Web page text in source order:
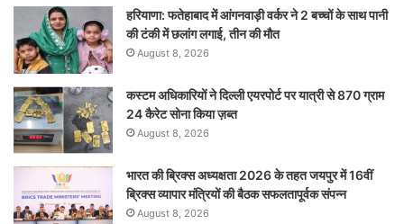
हरियाणा: फतेहाबाद में आंगनवाड़ी वर्कर ने 2 बच्चों के साथ पानी
की टंकी में छलांग लगाई, तीन की मौत
August 8, 2026
कस्टम अधिकारियों ने दिल्ली एयरपोर्ट पर यात्री से 870 ग्राम
24 कैरेट सोना किया ज़ब्त
August 8, 2026
भारत की ब्रिक्‍स अध्यक्षता 2026 के तहत जयपुर में 16वीं
ब्रिक्‍स व्यापार मंत्रियों की बैठक सफलतापूर्वक संपन्न
August 8, 2026